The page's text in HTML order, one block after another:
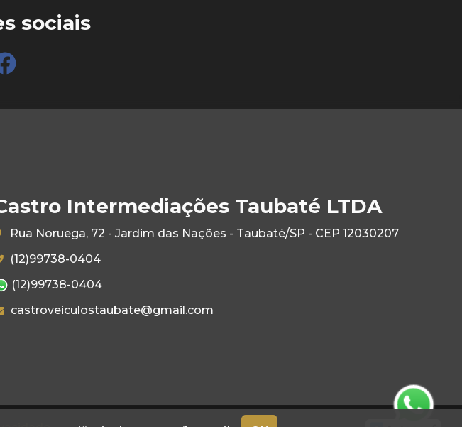
sociais
Intermediações Taubaté LTDA
Rua Noruega, 72 - Jardim das Nações - Taubaté/SP - CEP 12030207
(12)99738-0404
(12)99738-0404
castroveiculostaubate@gmail.com